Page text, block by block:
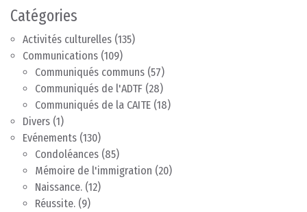
Catégories
Activités culturelles (135)
Communications (109)
Communiqués communs (57)
Communiqués de l'ADTF (28)
Communiqués de la CAITE (18)
Divers (1)
Evénements (130)
Condoléances (85)
Mémoire de l'immigration (20)
Naissance. (12)
Réussite. (9)